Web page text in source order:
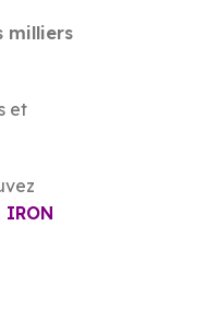
milliers
et
IRON